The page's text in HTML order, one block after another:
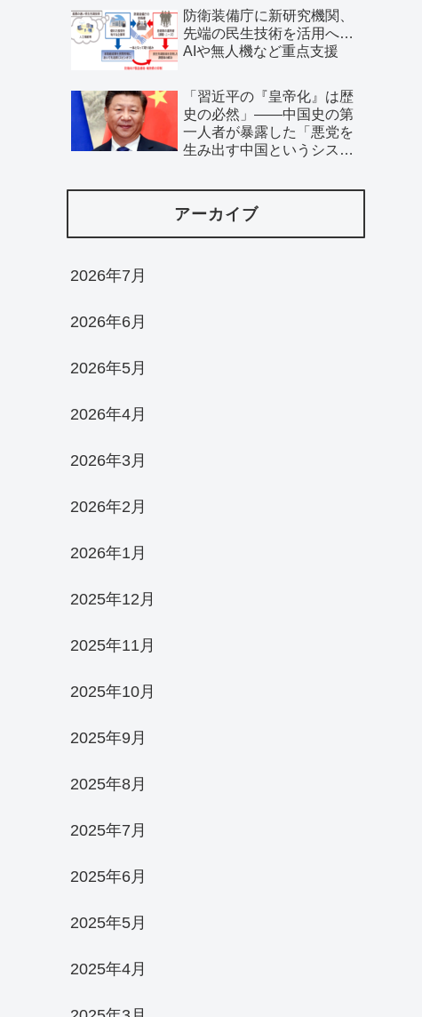
防衛装備庁に新研究機関、
先端の民生技術を活用へ…
AIや無人機など重点支援
「習近平の『皇帝化』は歴
史の必然」――中国史の第
一人者が暴露した「悪党を
生み出す中国というシステ
アーカイブ
2026年7月
2026年6月
2026年5月
2026年4月
2026年3月
2026年2月
2026年1月
2025年12月
2025年11月
2025年10月
2025年9月
2025年8月
2025年7月
2025年6月
2025年5月
2025年4月